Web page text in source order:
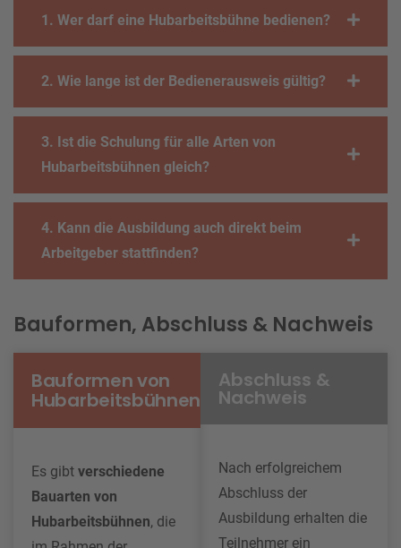
1. Wer darf eine Hubarbeitsbühne bedienen?
2. Wie lange ist der Bedienerausweis gültig?
3. Ist die Schulung für alle Arten von
Hubarbeitsbühnen gleich?
4. Kann die Ausbildung auch direkt beim
Arbeitgeber stattfinden?
Bauformen, Abschluss & Nachweis
Bauformen von
Hubarbeitsbühnen
Es gibt verschiedene
Bauarten von
Hubarbeitsbühnen, die
Abschluss &
Nachweis
Nach erfolgreichem
Abschluss der
Ausbildung erhalten die
Teilnehmer ein